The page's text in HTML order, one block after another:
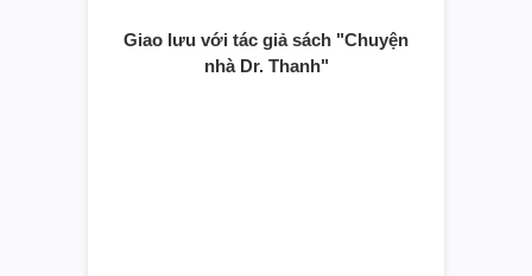
Giao lưu với tác giả sách "Chuyện
nhà Dr. Thanh"